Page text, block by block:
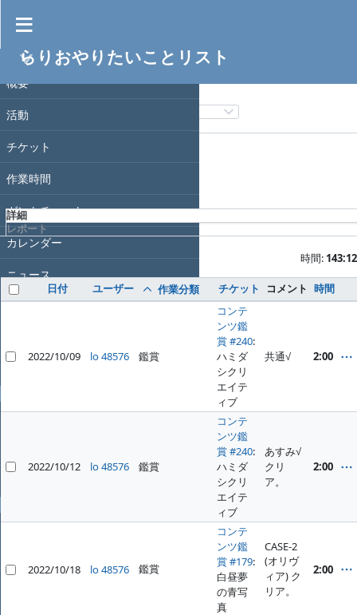
プロジェクト
概要
活動
チケット
作業時間
ガントチャート
カレンダー
ニュース
文書
ホーム
らりおやりたいことリスト
作業時間
フィルタ
フィルタ追加
適用
詳細
レポート
時間: 143:12
日付 ユーザー 作業分類 チケット コメント 時間
2022/10/09 lo 48576 鑑賞
コンテ
ンツ鑑
賞 #240:
ハミダ
シクリ
エイテ
ィブ
共通√ 2:00
2022/10/12 lo 48576 鑑賞
コンテ
ンツ鑑
賞 #240:
ハミダ
シクリ
エイテ
ィブ
あすみ√
クリ
ア。
2:00
2022/10/18 lo 48576 鑑賞
コンテ
ンツ鑑
賞 #179:
白昼夢
の青写
真
CASE-2
(オリヴ
ィア) ク
リア。
2:00